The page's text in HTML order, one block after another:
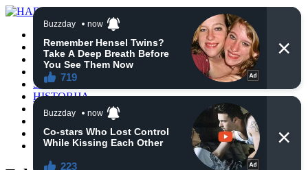
VIJESTI
BIH
TURSKA
SVIJET
HISTORIJA
RELIGIJA
ZANIMLJIVOSTI
CRNA HRONIKA
OBAVIJESTI